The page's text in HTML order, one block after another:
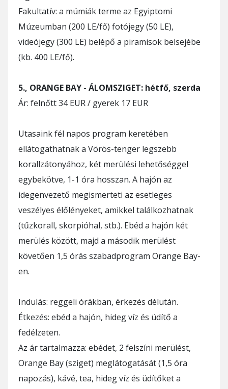
Fakultatív: a múmiák terme az Egyiptomi
Múzeumban (200 LE/fő) fotójegy (50 LE),
videójegy (300 LE) belépő a piramisok belsejébe
(kb. 400 LE/fő).
5., ORANGE BAY - ÁLOMSZIGET: hétfő, szerda
Ár: felnőtt 34 EUR / gyerek 17 EUR
Utasaink fél napos program keretében
ellátogathatnak a Vörös-tenger legszebb
korallzátonyához, két merülési lehetőséggel
egybekötve, 1-1 óra hosszan. A hajón az
idegenvezető megismerteti az esetleges
veszélyes élőlényeket, amikkel találkozhatnak
(tűzkorall, skorpióhal, stb.). Ebéd a hajón két
merülés között, majd a második merülést
követően 1,5 órás szabadprogram Orange Bay-
en.
Indulás: reggeli órákban, érkezés délután.
Étkezés: ebéd a hajón, hideg víz és üdítő a
fedélzeten.
Az ár tartalmazza: ebédet, 2 felszíni merülést,
Orange Bay (sziget) meglátogatását (1,5 óra
napozás), kávé, tea, hideg víz és üdítőket a